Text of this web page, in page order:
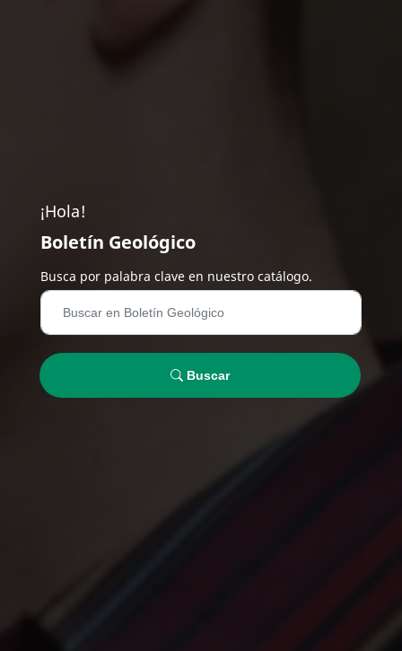
¡Hola!
Boletín Geológico
Busca por palabra clave en nuestro catálogo.
Buscar